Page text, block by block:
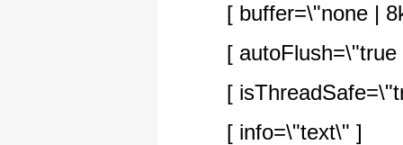
[ buffer=\"none |
[ autoFlush=\"true
[
[ info=\"text\" ]